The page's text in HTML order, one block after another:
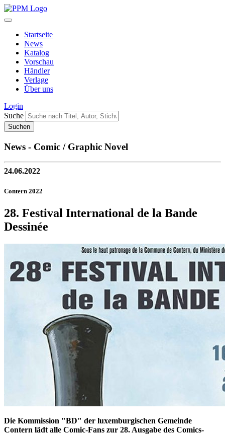
Startseite
News
Katalog
Vorschau
Händler
Verlage
Über uns
Login
Suche
News - Comic / Graphic Novel
24.06.2022
Contern 2022
28. Festival International de la Bande
Dessinée
Die Kommission "BD" der luxemburgischen Gemeinde
Contern lädt alle Comic-Fans zur 28. Ausgabe des Comics-